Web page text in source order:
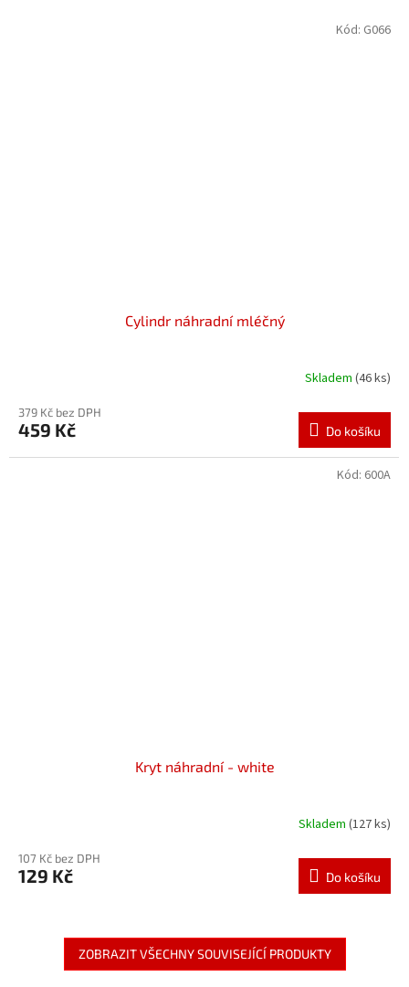
Cylindr náhradní mléčný
Skladem (46 ks)
379 Kč bez DPH
459 Kč Do košíku
Kód: G066
Kryt náhradní - white
Skladem (127 ks)
107 Kč bez DPH
129 Kč Do košíku
Kód: 600A
ZOBRAZIT VŠECHNY SOUVISEJÍCÍ PRODUKTY